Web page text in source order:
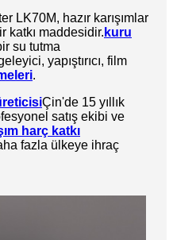
LK70M, hazır karışımlar
katkı maddesidir. kuru
su tutma
yapıştırıcı, film
.
Çin'de 15 yıllık
satış ekibi ve
harç katkı
fazla ülkeye ihraç